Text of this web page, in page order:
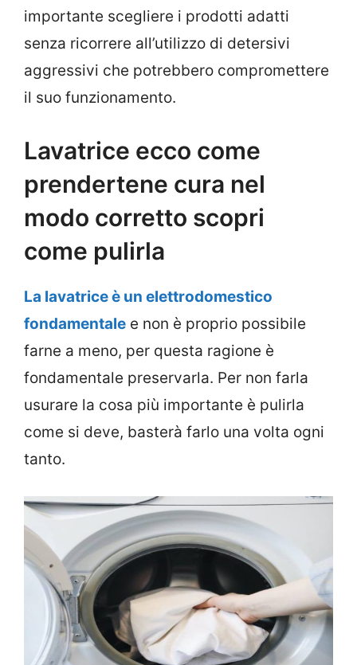
importante scegliere i prodotti adatti
senza ricorrere all’utilizzo di detersivi
aggressivi che potrebbero compromettere
il suo funzionamento.
Lavatrice ecco come
prendertene cura nel
modo corretto scopri
come pulirla
La lavatrice è un elettrodomestico
fondamentale e non è proprio possibile
farne a meno, per questa ragione è
fondamentale preservarla. Per non farla
usurare la cosa più importante è pulirla
come si deve, basterà farlo una volta ogni
tanto.